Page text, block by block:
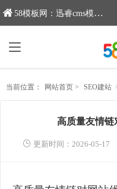
58模板网：迅睿cms模板专业分享平台，新域名：www.moban58.com
当前位置： 网站首页 > SEO建站
高质量友情链
更新时间：2026-05-17